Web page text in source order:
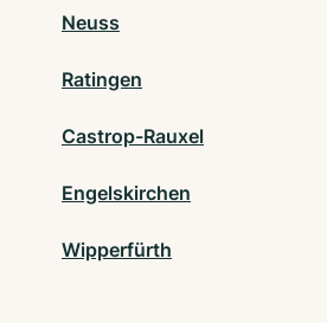
Neuss
Ratingen
Castrop-Rauxel
Engelskirchen
Wipperfürth